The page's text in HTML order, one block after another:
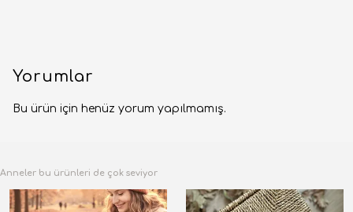
Yorumlar
Bu ürün için henüz yorum yapılmamış.
Anneler bu ürünleri de çok seviyor